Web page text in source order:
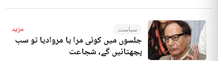
سیاست مزید
جلسوں میں کوئی مرا یا مروادیا تو سب
پچھتائیں گے، شجاعت